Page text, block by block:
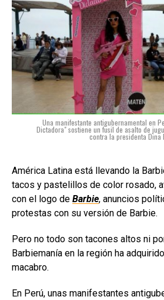
Una manifestante antigubernamental en
Dictadora" sostiene un fusil de asalto de
contra la presidenta Dina
América Latina está llevando la
tacos y pastelillos de color rosado,
con el logo de Barbie, anuncios
protestas con su versión de Barbie.
Pero no todo son tacones altos ni
Barbiemanía en la región ha
macabro.
En Perú, unas manifestantes